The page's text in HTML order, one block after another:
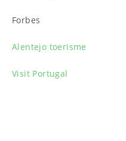
Forbes
Alentejo toerisme
Visit Portugal